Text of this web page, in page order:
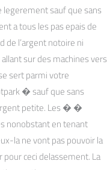
sauf que sans
a tous les pas epais de
de l’argent notoire ni
sur des machines vers
sert parmi votre
� sauf que sans
petite. Les � �
nonobstant en tenant
la ne vont pas pouvoir la
ceci delassement. La